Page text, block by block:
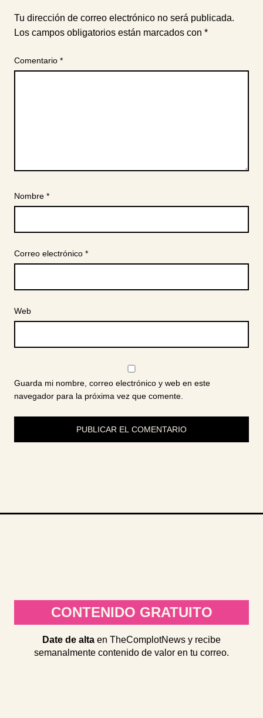
Tu dirección de correo electrónico no será publicada.
Los campos obligatorios están marcados con *
Comentario *
Nombre *
Correo electrónico *
Web
Guarda mi nombre, correo electrónico y web en este
navegador para la próxima vez que comente.
CONTENIDO GRATUITO
Date de alta en TheComplotNews y recibe
semanalmente contenido de valor en tu correo.